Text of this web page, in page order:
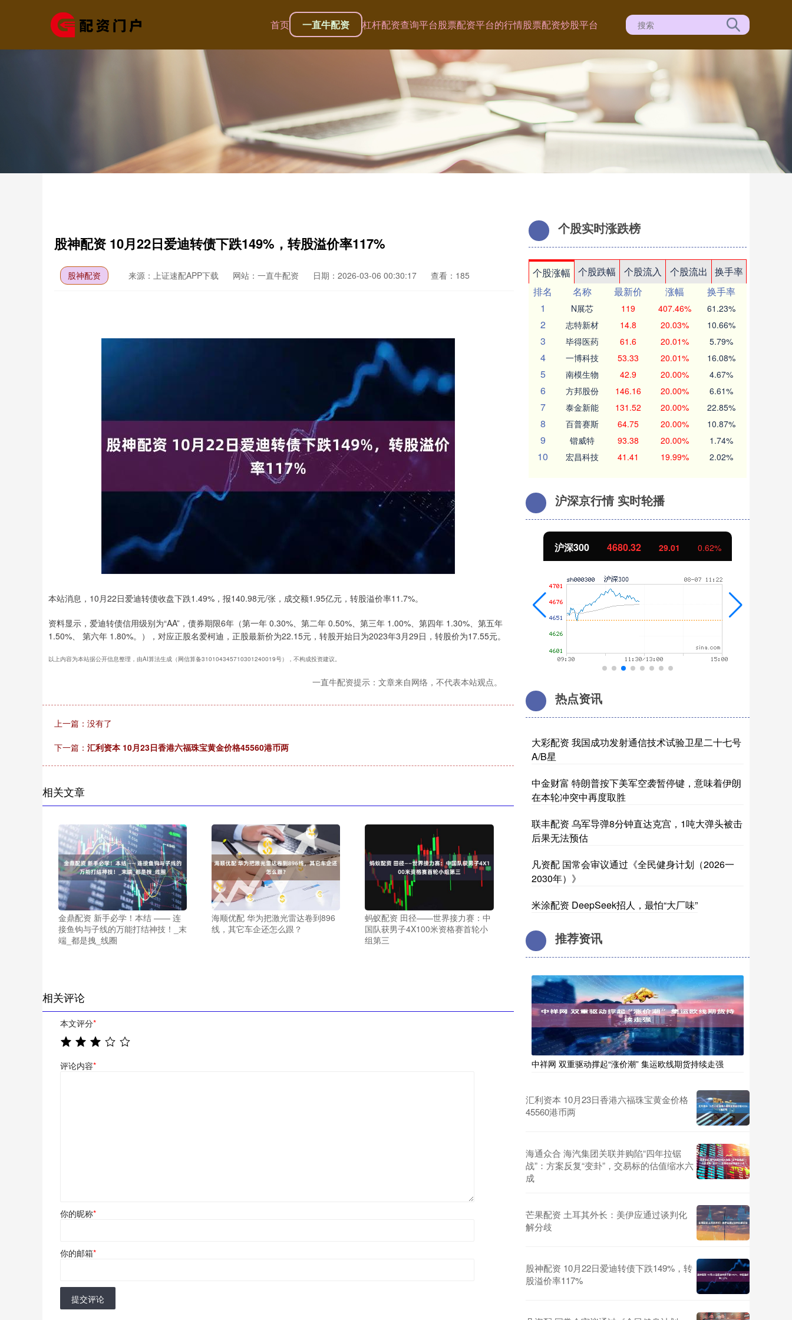
首页 一直牛配资 杠杆配资查询平台股票配资平台的行情股票配资炒股平台
股神配资 10月22日爱迪转债下跌149%，转股溢价率117%
股神配资 来源：上证速配APP下载 网站：一直牛配资 日期：2026-03-06 00:30:17 查看：185
本站消息，10月22日爱迪转债收盘下跌1.49%，报140.98元/张，成交额1.95亿元，转股溢价率11.7%。
资料显示，爱迪转债信用级别为“AA”，债券期限6年（第一年 0.30%、第二年 0.50%、第三年 1.00%、第四年 1.30%、第五年
1.50%、 第六年 1.80%。），对应正股名爱柯迪，正股最新价为22.15元，转股开始日为2023年3月29日，转股价为17.55元。
以上内容为本站据公开信息整理，由AI算法生成（网信算备310104345710301240019号），不构成投资建议。
一直牛配资提示：文章来自网络，不代表本站观点。
上一篇：没有了
下一篇： 汇利资本 10月23日香港六福珠宝黄金价格45560港币两
相关文章
金鼎配资 新手必学！本结 —— 连
接鱼钩与子线的万能打结神技！_末
端_都是拽_线圈
海顺优配 华为把激光雷达卷到896
线，其它车企还怎么跟？
蚂蚁配资 田径——世界接力赛：中
国队获男子4X100米资格赛首轮小
组第三
相关评论
本文评分*
评论内容*
你的昵称*
你的邮箱*
提交评论
个股实时涨跌榜
个股涨幅 个股跌幅 个股流入 个股流出
换手率
排名
名称 最新价 涨幅
换手率
1
N展芯 119 407.46% 61.23%
2 志特新材 14.8 20.03% 10.66%
3 毕得医药 61.6 20.01% 5.79%
4 一博科技 53.33 20.01% 16.08%
5 南模生物 42.9 20.00% 4.67%
6 方邦股份 146.16 20.00% 6.61%
7 泰金新能 131.52 20.00% 22.85%
8 百普赛斯 64.75 20.00% 10.87%
9 锴威特 93.38 20.00% 1.74%
10 宏昌科技 41.41 19.99% 2.02%
沪深京行情 实时轮播
深证成指 14236.64 北证50 1126.54 3.66 0.33%
热点资讯
大彩配资 我国成功发射通信技术试验卫星二十七号
A/B星
中金财富 特朗普按下美军空袭暂停键，意味着伊朗
在本轮冲突中再度取胜
联丰配资 乌军导弹8分钟直达克宫，1吨大弹头被击
后果无法预估
凡资配 国常会审议通过《全民健身计划（2026一
2030年）》
米涂配资 DeepSeek招人，最怕“大厂味”
推荐资讯
中祥网 双重驱动撑起“涨价潮” 集运欧线期货持续走强
汇利资本 10月23日香港六福珠宝黄金价格
45560港币两
海通众合 海汽集团关联并购陷“四年拉锯
战”：方案反复“变卦”，交易标的估值缩水六
成
芒果配资 土耳其外长：美伊应通过谈判化
解分歧
股神配资 10月22日爱迪转债下跌149%，转
股溢价率117%